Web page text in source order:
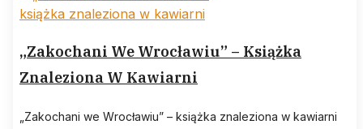
„Zakochani We Wrocławiu” – Książka
Znaleziona W Kawiarni
„Zakochani we Wrocławiu” – książka znaleziona w kawiarni